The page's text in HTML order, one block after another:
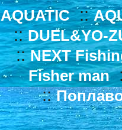
AQUATIC::
::DUEL&YO-
::NEXT
Fisher man
::